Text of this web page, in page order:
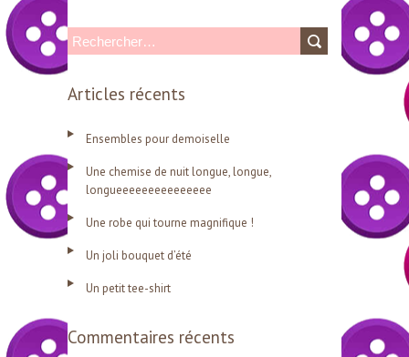
R
e
c
c
h
e
r
Articles récents
Ensembles pour demoiselle
Une chemise de nuit longue, longue,
longueeeeeeeeeeeeeee
Une robe qui tourne magnifique !
Un joli bouquet d’été
Un petit tee-shirt
Commentaires récents